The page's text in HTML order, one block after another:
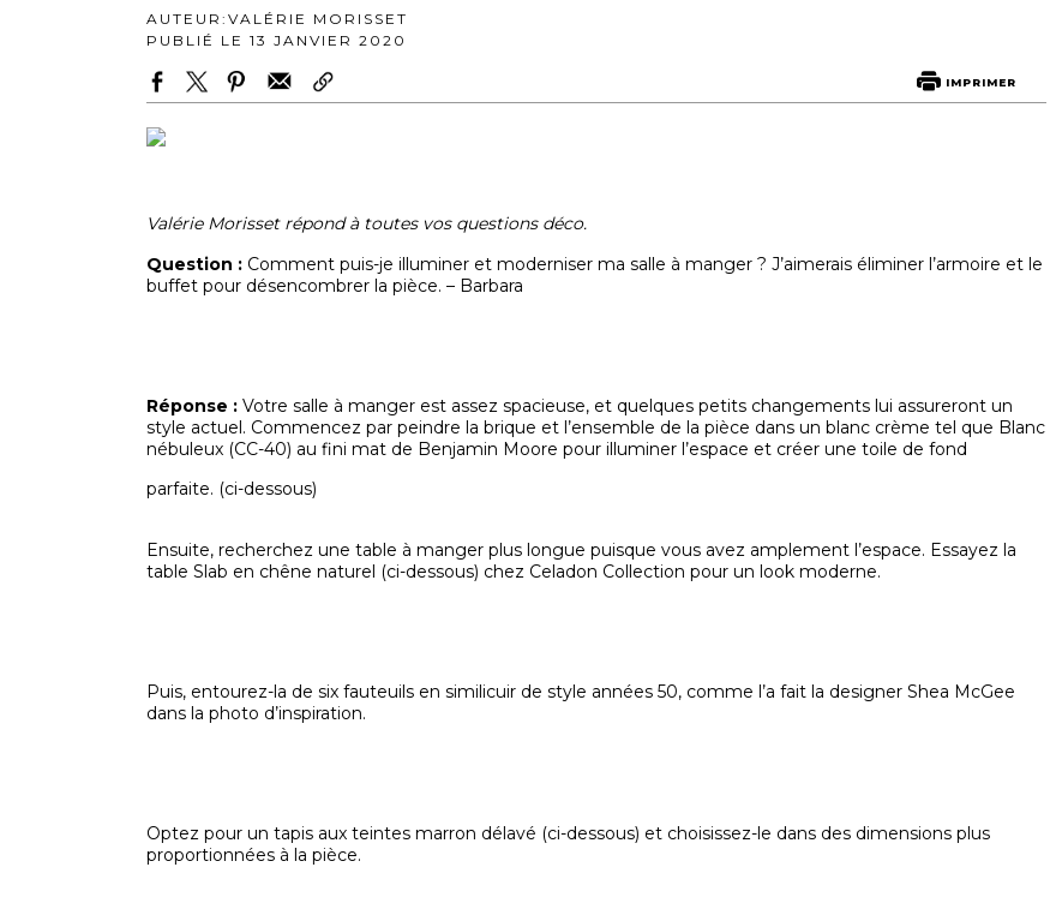
AUTEUR: VALÉRIE MORISSET
PUBLIÉ LE 13 JANVIER 2020
IMPRIMER
Valérie Morisset répond à toutes vos questions déco.
Question : Comment puis-je illuminer et moderniser ma salle à manger ? J’aimerais éliminer l’armoire et le
buffet pour désencombrer la pièce. – Barbara
Réponse : Votre salle à manger est assez spacieuse, et quelques petits changements lui assureront un
style actuel. Commencez par peindre la brique et l’ensemble de la pièce dans un blanc crème tel que Blanc
nébuleux (CC-40) au fini mat de Benjamin Moore pour illuminer l’espace et créer une toile de fond
parfaite. (ci-dessous)
Ensuite, recherchez une table à manger plus longue puisque vous avez amplement l’espace. Essayez la
table Slab en chêne naturel (ci-dessous) chez Celadon Collection pour un look moderne.
Puis, entourez-la de six fauteuils en similicuir de style années 50, comme l’a fait la designer Shea McGee
dans la photo d’inspiration.
Optez pour un tapis aux teintes marron délavé (ci-dessous) et choisissez-le dans des dimensions plus
proportionnées à la pièce.